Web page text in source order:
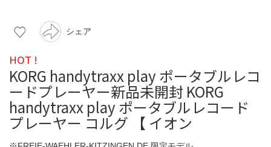
シェア
HOT !
KORG handytraxx play ポータブルレコ
ードプレーヤー新品未開封 KORG
handytraxx play ポータブルレコード
プレーヤー コルグ 【 イオン